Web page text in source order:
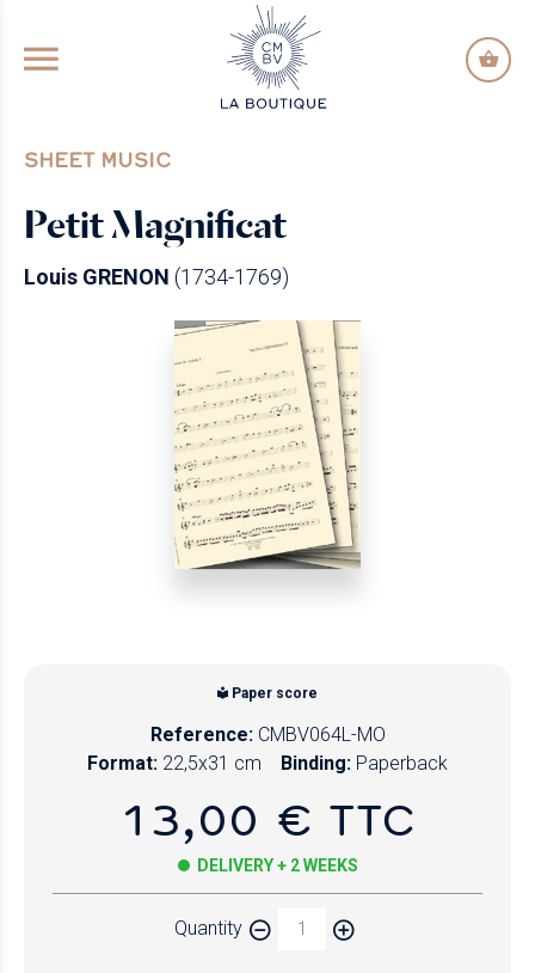
GO TO PRINCIPAL CONTENT
SHEET MUSIC
Petit Magnificat
Louis GRENON (1734-1769)
Paper score
Reference: CMBV064L-MO
Format: 22,5x31 cm Binding: Paperback
13,00 € TTC
DELIVERY + 2 WEEKS
Quantity